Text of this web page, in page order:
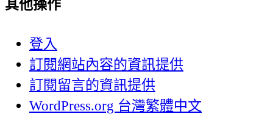
其他操作
登入
訂閱網站內容的資訊提供
訂閱留言的資訊提供
WordPress.org 台灣繁體中文